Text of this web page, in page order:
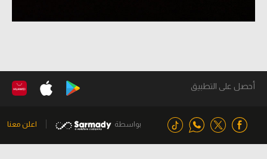
أحصل على التطبيق
بواسطة اعلن معنا